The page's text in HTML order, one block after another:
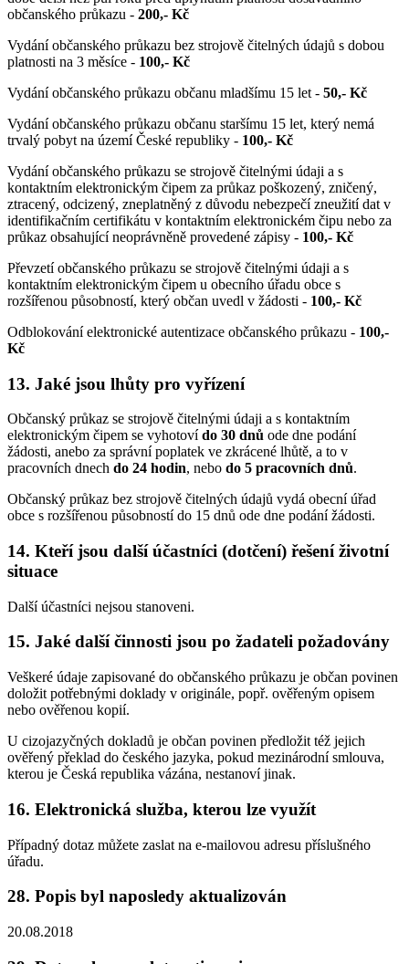
občanského průkazu - 200,- Kč
Vydání občanského průkazu bez strojově čitelných údajů s dobou
platnosti na 3 měsíce - 100,- Kč
Vydání občanského průkazu občanu mladšímu 15 let - 50,- Kč
Vydání občanského průkazu občanu staršímu 15 let, který nemá
trvalý pobyt na území České republiky - 100,- Kč
Vydání občanského průkazu se strojově čitelnými údaji a s
kontaktním elektronickým čipem za průkaz poškozený, zničený,
ztracený, odcizený, zneplatněný z důvodu nebezpečí zneužití dat v
identifikačním certifikátu v kontaktním elektronickém čipu nebo za
průkaz obsahující neoprávněně provedené zápisy - 100,- Kč
Převzetí občanského průkazu se strojově čitelnými údaji a s
kontaktním elektronickým čipem u obecního úřadu obce s
rozšířenou působností, který občan uvedl v žádosti - 100,- Kč
Odblokování elektronické autentizace občanského průkazu - 100,-
Kč
13. Jaké jsou lhůty pro vyřízení
Občanský průkaz se strojově čitelnými údaji a s kontaktním
elektronickým čipem se vyhotovído 30 dnů ode dne podání
žádosti, anebo za správní poplatek ve zkrácené lhůtě, a to v
pracovních dnech do 24 hodin, nebo do 5 pracovních dnů.
Občanský průkaz bez strojově čitelných údajů vydá obecní úřad
obce s rozšířenou působností do 15 dnů ode dne podání žádosti.
14. Kteří jsou další účastníci (dotčení) řešení životní
situace
Další účastníci nejsou stanoveni.
15. Jaké další činnosti jsou po žadateli požadovány
Veškeré údaje zapisované do občanského průkazu je občan povinen
doložit potřebnými doklady v originále, popř. ověřeným opisem
nebo ověřenou kopií.
U cizojazyčných dokladů je občan povinen předložit též jejich
ověřený překlad do českého jazyka, pokud mezinárodní smlouva,
kterou je Česká republika vázána, nestanoví jinak.
16. Elektronická služba, kterou lze využít
Případný dotaz můžete zaslat na e-mailovou adresu příslušného
úřadu.
28. Popis byl naposledy aktualizován
20.08.2018